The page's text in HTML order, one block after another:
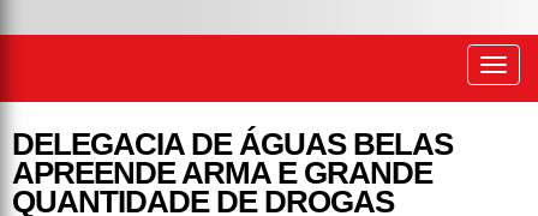
DELEGACIA DE ÁGUAS BELAS
APREENDE ARMA E GRANDE
QUANTIDADE DE DROGAS